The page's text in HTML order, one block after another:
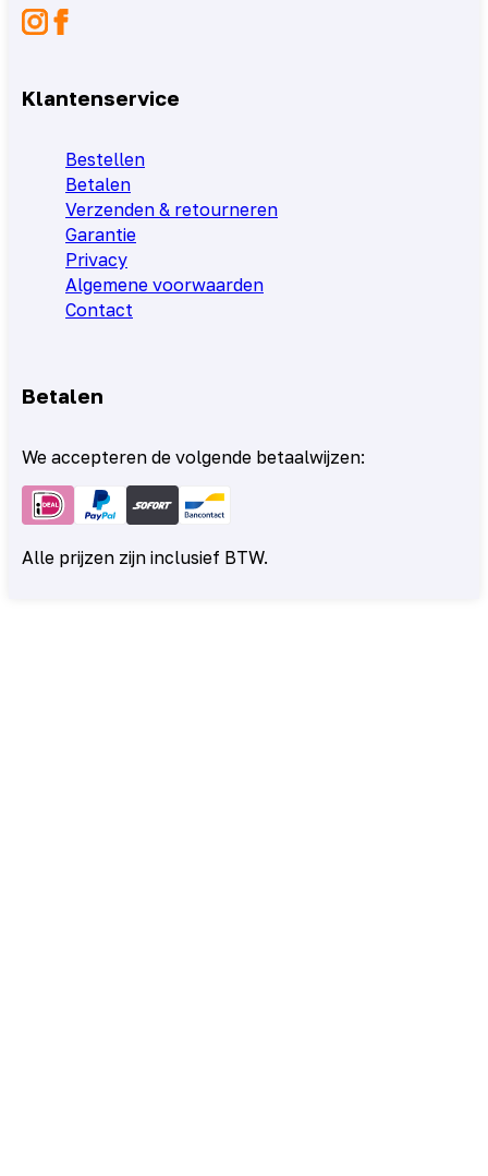
Klantenservice
Bestellen
Betalen
Verzenden & retourneren
Garantie
Privacy
Algemene voorwaarden
Contact
Betalen
We accepteren de volgende betaalwijzen:
Alle prijzen zijn inclusief BTW.